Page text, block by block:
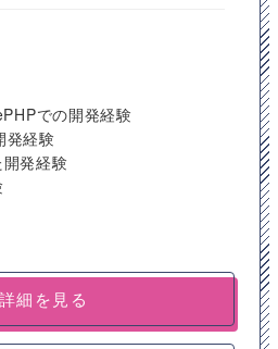
での開発経験
発経験
開発経験
詳細を見る